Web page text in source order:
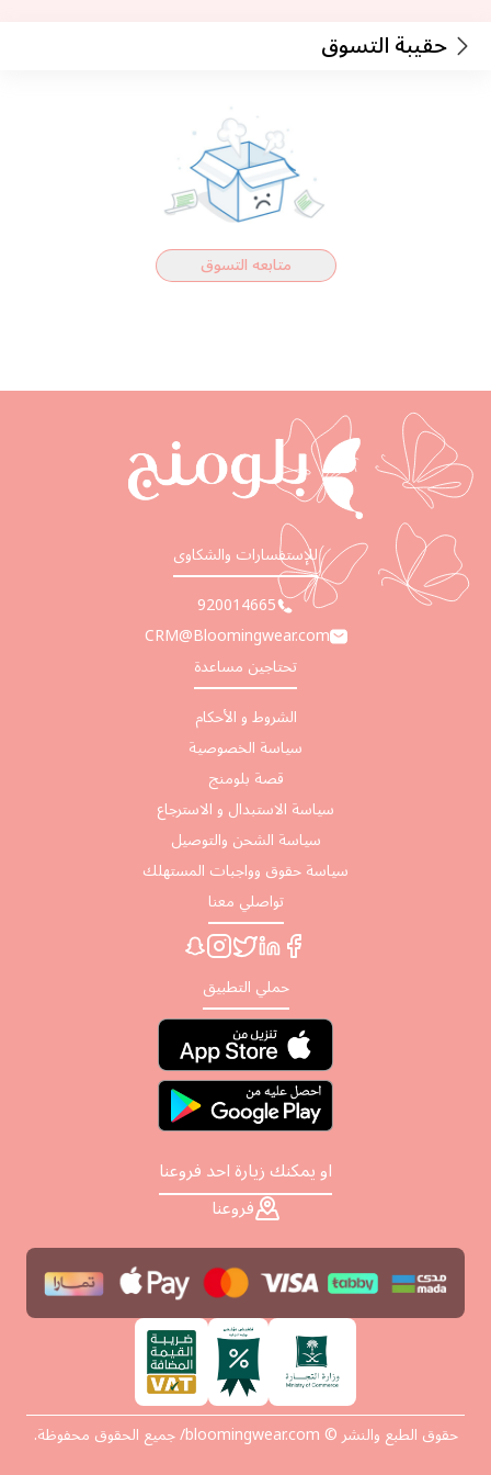
حقيبة التسوق
متابعه التسوق
للإستفسارات والشكاوى
920014665
CRM@Bloomingwear.com
تحتاجين مساعدة
الشروط و الأحكام
سياسة الخصوصية
قصة بلومنج
سياسة الاستبدال و الاسترجاع
سياسة الشحن والتوصيل
سياسة حقوق وواجبات المستهلك
تواصلي معنا
حملي التطبيق
او يمكنك زيارة احد فروعنا
فروعنا
حقوق الطبع والنشر © bloomingwear.com/ جميع الحقوق محفوظة.